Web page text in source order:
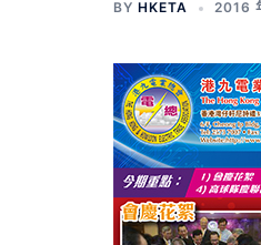
BY HKETA 2016